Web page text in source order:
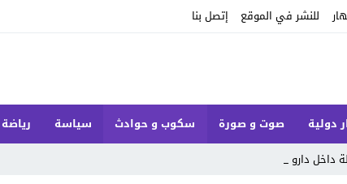
للنشر في الموقع إتصل بنا
دولية صوت و صورة سكوب و حوادث سياسة رياضة
داخل دارو فحي _